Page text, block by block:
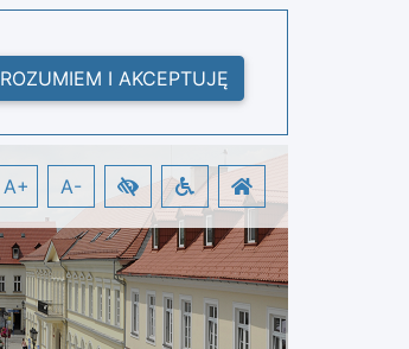
ROZUMIEM I AKCEPTUJĘ
A+ A-